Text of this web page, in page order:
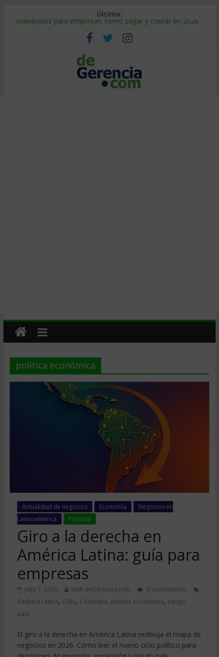
Última:
Stablecoins para empresas: cómo pagar y cobrar en 2026
Despido silencioso: qué es y por qué sale tan caro
IA en selección de personal: cómo auditarla a tiempo
Trabajo forzoso en la cadena de suministro: qué hacer
Mercado hispano de EE. UU.: cómo segmentarlo y venderle
política económica
Actualidad de negocios Economía
Negocios en
Latinoamérica
Portada
Giro a la derecha en
América Latina: guía para
empresas
julio 7, 2026 Staff deGerencia.com
0 comentarios
América Latina, Chile, Colombia, política económica, riesgo
país
El giro a la derecha en América Latina redibuja el mapa de
negocios en 2026. Cómo leer el nuevo ciclo político para